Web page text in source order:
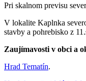
Pri skalnom previsu
V lokalite Kaplnka
stavby a pohrebisko z
Zaujímavosti v obci a
Hrad Tematín.